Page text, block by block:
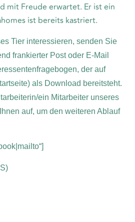
mit Freude erwartet. Er ist ein
ist bereits kastriert.
Tier interessieren, senden Sie
frankierter Post oder E-Mail
der auf
als Download bereitsteht.
ein Mitarbeiter unseres
auf, um den weiteren Ablauf